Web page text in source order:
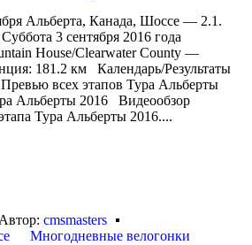
Альберта, Канада, Шоссе — 2.1.
3 сентября 2016 года
House/Clearwater County —
181.2 км Календарь/Результаты
всех этапов Тура Альберты
Альберты 2016 Видеообзор
Тура Альберты 2016....
Автор: cmsmasters
Многодневные велогонки